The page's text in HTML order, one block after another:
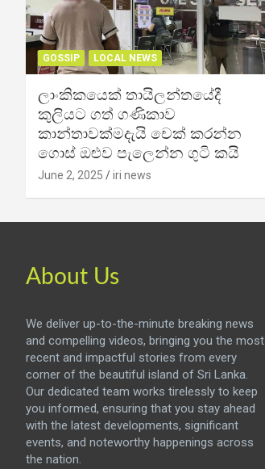
GOSSIP LOCAL NEWS
ලාංකිකයෙක් තායිලන්තයේදී
කුලියට ගත් ගණිකාව
කාන්තාවක්මදැයි චෙක් කරන්න
ගොස් ඔළුව පැලෙන්න ගුටි කයි
June 2, 2025 iri news
About Us
We deliver up-to-the-minute breaking news
and compelling videos, bringing you the most
recent and impactful stories from every
corner of the beautiful island of Sri Lanka.
Our dedicated team works tirelessly to keep
you informed, ensuring that you stay ahead
with the latest developments, significant
events, and noteworthy happenings across
the nation.